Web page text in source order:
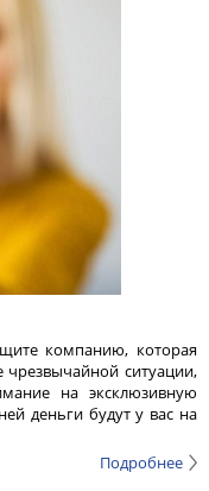
компанию, которая
чрезвычайной ситуации,
на эксклюзивную
деньги будут у вас на
Подробнее